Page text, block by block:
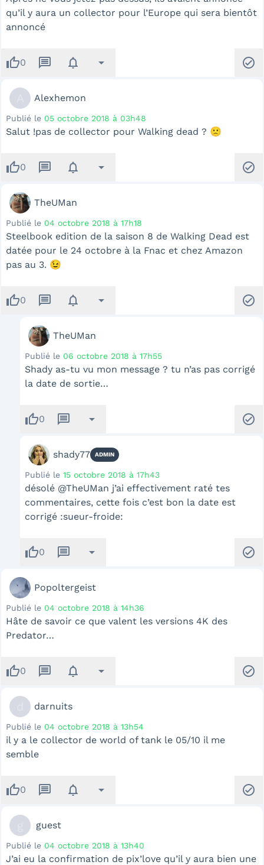
qu’il y aura un collector pour l’Europe qui sera bientôt
annoncé
thumb_up0 message notifications arrow_drop_down check_circle
Alexhemon
Publié le 05 octobre 2018 à 03h48
Salut !pas de collector pour Walking dead ? 🙁
thumb_up0 message notifications arrow_drop_down check_circle
TheUMan
Publié le 04 octobre 2018 à 17h18
Steelbook edition de la saison 8 de Walking Dead est
datée pour le 24 octobre à la Fnac et chez Amazon
pas au 3. 😉
thumb_up0 message notifications arrow_drop_down check_circle
TheUMan
Publié le 06 octobre 2018 à 17h55
Shady as-tu vu mon message ? tu n’as pas corrigé
la date de sortie…
thumb_up0 message arrow_drop_down check_circle
shady77 ADMIN
Publié le 15 octobre 2018 à 17h43
désolé @TheUMan j’ai effectivement raté tes
commentaires, cette fois c’est bon la date est
corrigé :sueur-froide:
thumb_up0 message arrow_drop_down check_circle
Popoltergeist
Publié le 04 octobre 2018 à 14h36
Hâte de savoir ce que valent les versions 4K des
Predator…
thumb_up0 message notifications arrow_drop_down check_circle
darnuits
Publié le 04 octobre 2018 à 13h54
il y a le collector de world of tank le 05/10 il me
semble
thumb_up0 message notifications arrow_drop_down check_circle
guest
Publié le 04 octobre 2018 à 13h40
J’ai eu la confirmation de pix’love qu’il y aura bien une